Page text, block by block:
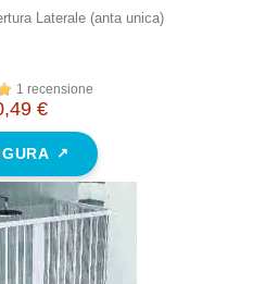
Laterale (anta unica)
1 recensione
€